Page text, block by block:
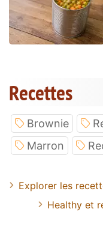
Recettes
Brownie
Marron
Explorer les
Healthy et